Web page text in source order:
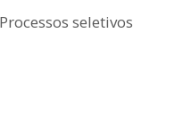
seletivos